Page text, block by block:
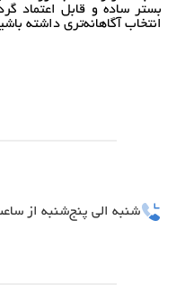
بستر ساده و قابل اعتماد
انتخاب آگاهانه‌تری داشته
شنبه الی پنج‌شنبه از ساعت 9